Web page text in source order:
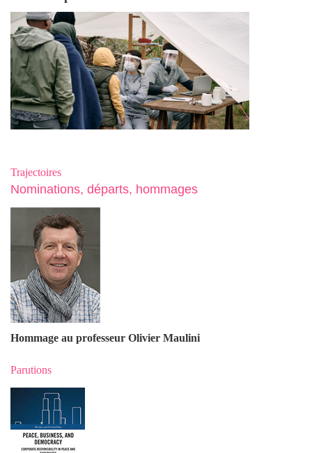
Trajectoires
Nominations, départs, hommages
Hommage au professeur Olivier Maulini
Parutions